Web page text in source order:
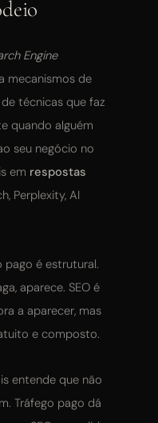
Engine
mecanismos de
técnicas que faz
quando alguém
seu negócio no
em respostas
Perplexity, AI
pago é estrutural.
aparece. SEO é
a aparecer, mas
e composto.
entende que não
Tráfego pago dá